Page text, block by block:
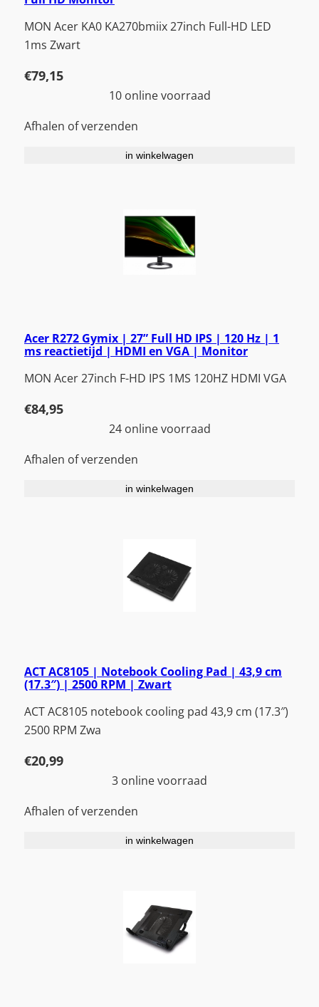
MON Acer KA0 KA270bmiix 27inch Full-HD LED
1ms Zwart
€79,15
10 online voorraad
Afhalen of verzenden
in winkelwagen
Acer R272 Gymix | 27” Full HD IPS | 120 Hz | 1
ms reactietijd | HDMI en VGA | Monitor
MON Acer 27inch F-HD IPS 1MS 120HZ HDMI VGA
€84,95
24 online voorraad
Afhalen of verzenden
in winkelwagen
ACT AC8105 | Notebook Cooling Pad | 43,9 cm
(17.3″) | 2500 RPM | Zwart
ACT AC8105 notebook cooling pad 43,9 cm (17.3″)
2500 RPM Zwa
€20,99
3 online voorraad
Afhalen of verzenden
in winkelwagen